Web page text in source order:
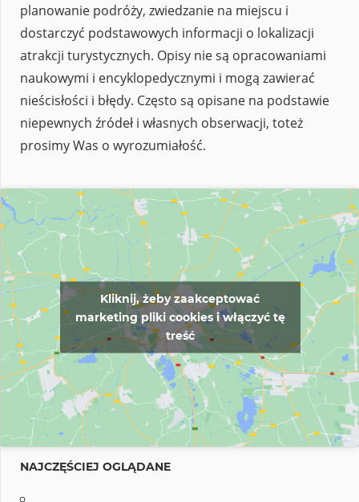
planowanie podróży, zwiedzanie na miejscu i
dostarczyć podstawowych informacji o lokalizacji
atrakcji turystycznych. Opisy nie są opracowaniami
naukowymi i encyklopedycznymi i mogą zawierać
nieścisłości i błędy. Często są opisane na podstawie
niepewnych źródeł i własnych obserwacji, toteż
prosimy Was o wyrozumiałość.
Kliknij, żeby zaakceptować
marketing pliki cookies i włączyć tę
treść
NAJCZĘŚCIEJ OGLĄDANE